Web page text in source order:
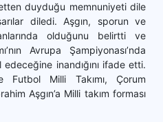
duyduğu memnuniyeti dile
diledi. Aşgın, sporun ve
olduğunu belirtti ve
Avrupa Şampiyonası’nda
inandığını ifade etti.
Futbol Milli Takımı, Çorum
Aşgın’a Milli takım forması